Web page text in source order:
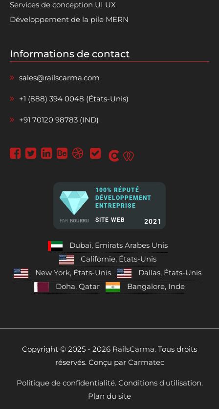
Services de conception UI UX
Développement de la pile MERN
Informations de contact
sales@railscarma.com
+1 (888) 394 0048 (États-Unis)
+91 70120 98783 (IND)
PAR BOURRU
100% RÉPUTÉ
DÉVELOPPEMENT
ENTREPRISE
SITE WEB 2021
Dubaï, Emirats Arabes Unis
Californie, États-Unis
New York, États-Unis
Dallas, États-Unis
Doha, Qatar
Bangalore, Inde
Copyright © 2025 - 2026 RailsCarma. Tous droits
réservés. Conçu par Carmatec
Politique de confidentialité. Conditions d'utilisation.
Plan du site